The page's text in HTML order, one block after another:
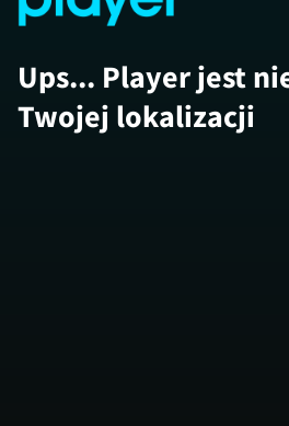
Ups... Player jest
Twojej lokalizacji